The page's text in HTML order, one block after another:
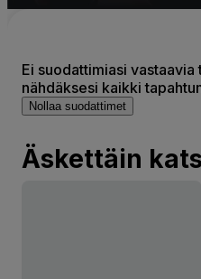
Ei suodattimiasi vastaavia
nähdäksesi kaikki
Nollaa suodattimet
Äskettäin